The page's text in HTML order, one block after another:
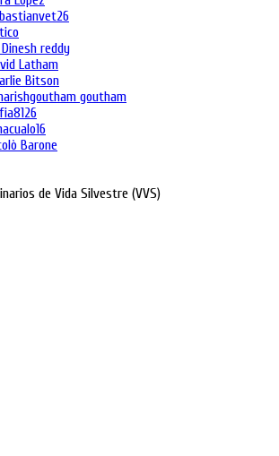
de Vida Silvestre (VVS)